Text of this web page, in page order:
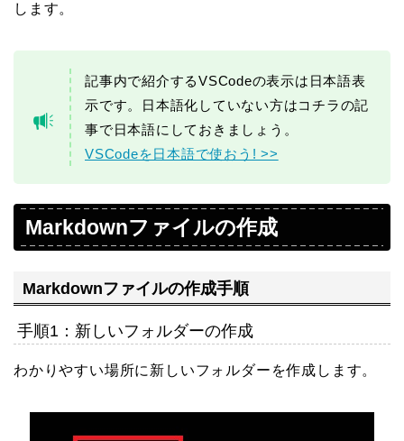
します。
記事内で紹介するVSCodeの表示は日本語表
示です。日本語化していない方はコチラの記
事で日本語にしておきましょう。
VSCodeを日本語で使おう! >>
Markdownファイルの作成
Markdownファイルの作成手順
手順1：新しいフォルダーの作成
わかりやすい場所に新しいフォルダーを作成します。